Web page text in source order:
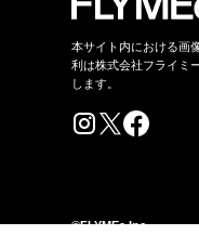
本サイト内における画
利は株式会社フライミ
します。
©FLYMEe Inc.